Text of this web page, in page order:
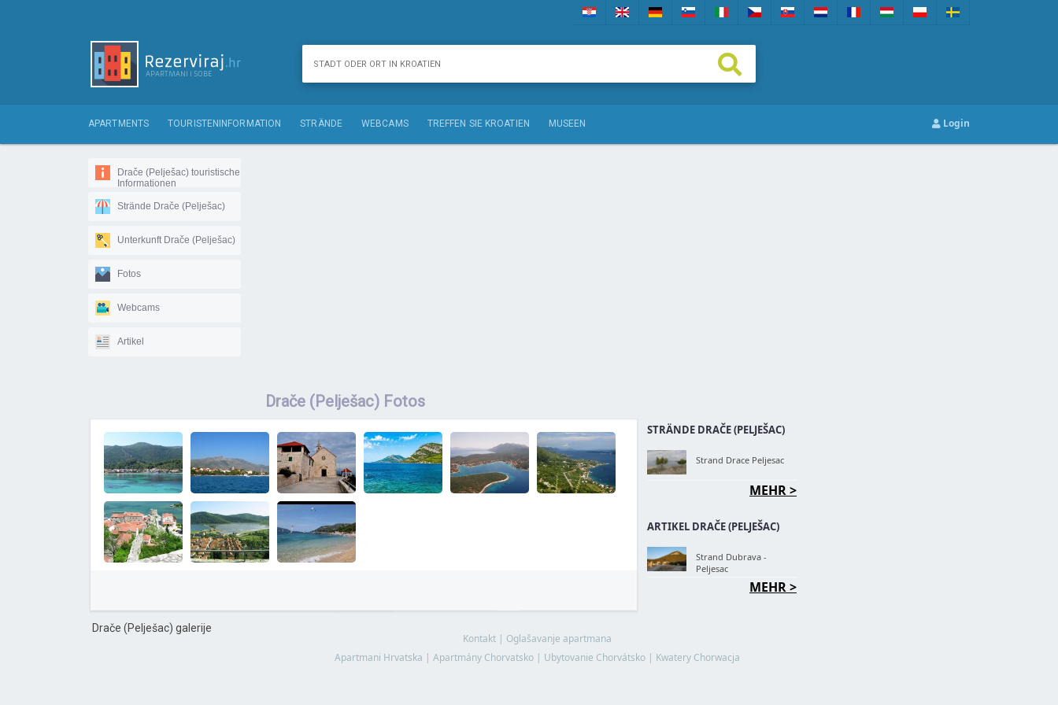
APARTMENTS TOURISTENINFORMATION STRÄNDE WEBCAMS TREFFEN SIE KROATIEN MUSEEN Login
Drače (Pelješac) touristische
Informationen
Strände Drače (Pelješac)
Unterkunft Drače (Pelješac)
Fotos
Webcams
Artikel
Drače (Pelješac) Fotos
Drače (Pelješac) galerije
STRÄNDE DRAČE (PELJEŠAC)
Strand Drace Peljesac
MEHR >
ARTIKEL DRAČE (PELJEŠAC)
Strand Dubrava -
Peljesac
MEHR >
Kontakt| Oglašavanje apartmana
Apartmani Hrvatska | Apartmány Chorvatsko| Ubytovanie Chorvátsko| Kwatery Chorwacja